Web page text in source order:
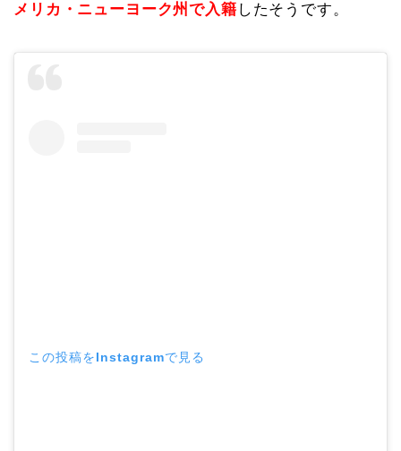
メリカ・ニューヨーク州で入籍 したそうです。
この投稿をInstagramで見る